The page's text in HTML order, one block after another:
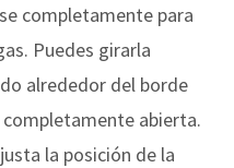
completamente para
Puedes girarla
alrededor del borde
abierta.
la posición de la